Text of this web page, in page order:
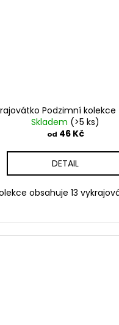
Podzimní kolekce
Skladem (>5 ks)
od 46 Kč
DETAIL
obsahuje 13